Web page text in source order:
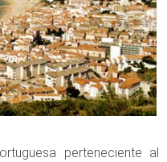
perteneciente al